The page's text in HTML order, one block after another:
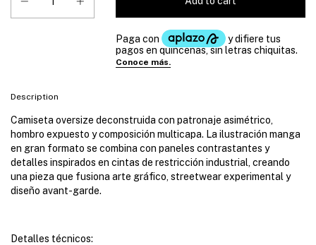
Description
Camiseta oversize deconstruida con patronaje asimétrico,
hombro expuesto y composición multicapa. La ilustración manga
en gran formato se combina con paneles contrastantes y
detalles inspirados en cintas de restricción industrial, creando
una pieza que fusiona arte gráfico, streetwear experimental y
diseño avant-garde.
Detalles técnicos: